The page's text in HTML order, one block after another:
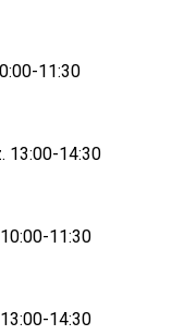
11:30
13:00-14:30
11:30
14:30